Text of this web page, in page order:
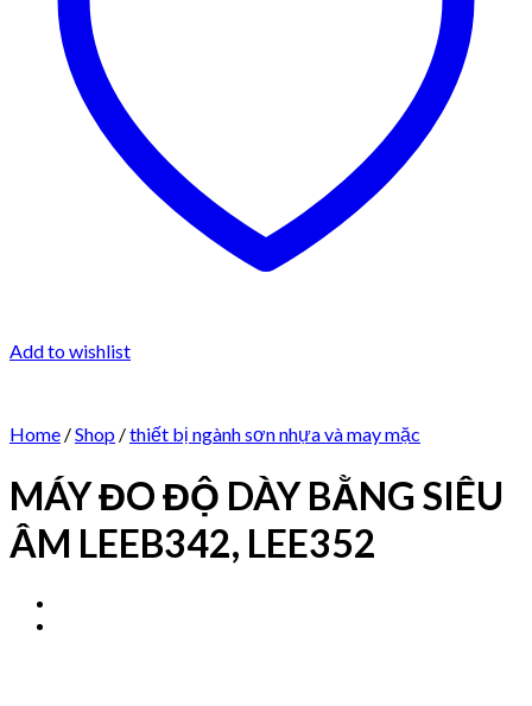
Add to wishlist
Home /Shop /thiết bị ngành sơn nhựa và may mặc
MÁY ĐO ĐỘ DÀY BẰNG SIÊU
ÂM LEEB342, LEE352